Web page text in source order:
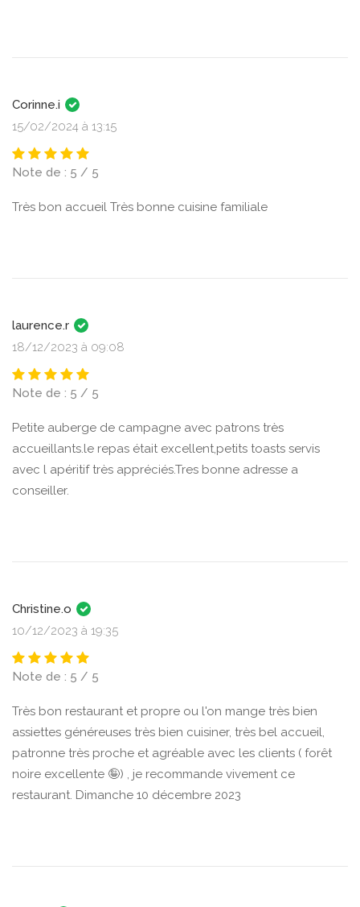
Corinne.i
15/02/2024 à 13:15
Note de : 5 / 5
Très bon accueil Très bonne cuisine familiale
laurence.r
18/12/2023 à 09:08
Note de : 5 / 5
Petite auberge de campagne avec patrons très
accueillants.le repas était excellent,petits toasts servis
avec l apéritif très appréciés.Tres bonne adresse a
conseiller.
Christine.o
10/12/2023 à 19:35
Note de : 5 / 5
Très bon restaurant et propre ou l'on mange très bien
assiettes généreuses très bien cuisiner, très bel accueil,
patronne très proche et agréable avec les clients ( forêt
noire excellente 🤪) , je recommande vivement ce
restaurant. Dimanche 10 décembre 2023